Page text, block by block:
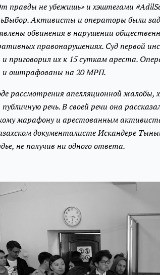
правды не убежишь» и хэштегами
Активисты и операторы были
обвинения в нарушении
правонарушениях. Суд первой
приговорил их к 15 суткам ареста.
и оштрафованы на 20 МРП.
рассмотрения апелляционной жалобы,
публичную речь. В своей речи она
марафону и арестованным
документалисте Искандере
не получив ни одного ответа.